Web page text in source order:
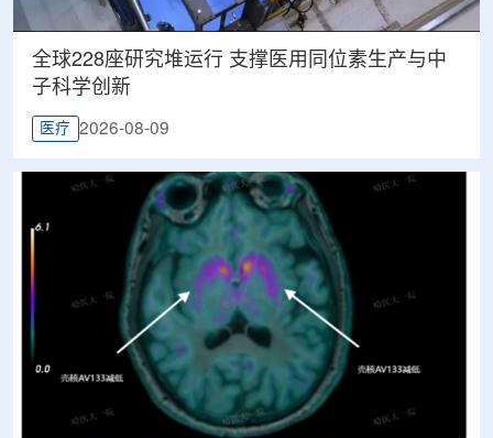
全球228座研究堆运行 支撑医用同位素生产与中
子科学创新
医疗 2026-08-09